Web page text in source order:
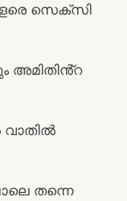
സെക്സി
അമിതിൻ്റ
തന്നെ